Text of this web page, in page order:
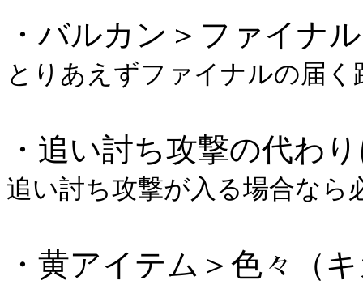
・バルカン＞ファイナ
とりあえずファイナルの届く
・追い討ち攻撃の代わ
追い討ち攻撃が入る場合なら
・黄アイテム＞色々（